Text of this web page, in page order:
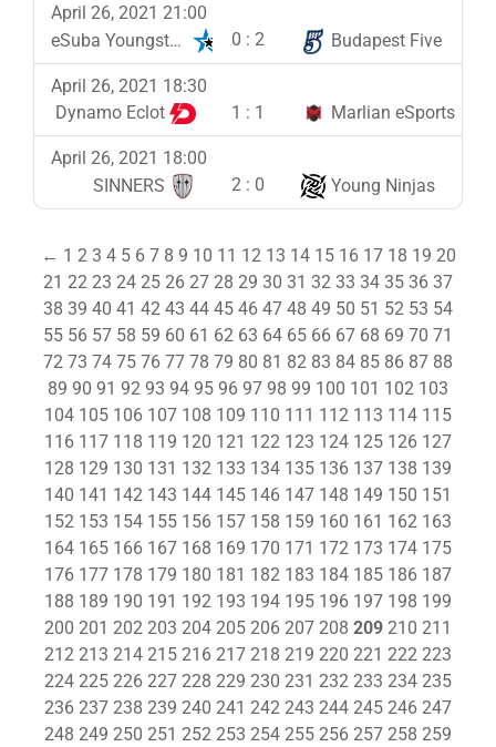
April 26, 2021 21:00
eSuba Youngsters
0 : 2 Budapest Five
April 26, 2021 18:30
Dynamo Eclot
1 : 1 Marlian eSports
April 26, 2021 18:00
SINNERS
2 : 0 Young Ninjas
← 1 2 3 4 5 6 7 8 9 10 11 12 13 14 15 16 17 18 19 20
21 22 23 24 25 26 27 28 29 30 31 32 33 34 35 36 37
38 39 40 41 42 43 44 45 46 47 48 49 50 51 52 53 54
55 56 57 58 59 60 61 62 63 64 65 66 67 68 69 70 71
72 73 74 75 76 77 78 79 80 81 82 83 84 85 86 87 88
89 90 91 92 93 94 95 96 97 98 99 100 101 102 103
104 105 106 107 108 109 110 111 112 113 114 115
116 117 118 119 120 121 122 123 124 125 126 127
128 129 130 131 132 133 134 135 136 137 138 139
140 141 142 143 144 145 146 147 148 149 150 151
152 153 154 155 156 157 158 159 160 161 162 163
164 165 166 167 168 169 170 171 172 173 174 175
176 177 178 179 180 181 182 183 184 185 186 187
188 189 190 191 192 193 194 195 196 197 198 199
200 201 202 203 204 205 206 207 208 209 210 211
212 213 214 215 216 217 218 219 220 221 222 223
224 225 226 227 228 229 230 231 232 233 234 235
236 237 238 239 240 241 242 243 244 245 246 247
248 249 250 251 252 253 254 255 256 257 258 259